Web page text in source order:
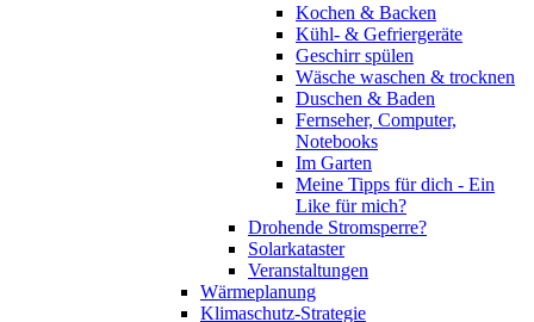
Kochen & Backen
Kühl- & Gefriergeräte
Geschirr spülen
Wäsche waschen & trocknen
Duschen & Baden
Fernseher, Computer,
Notebooks
Im Garten
Meine Tipps für dich - Ein
Like für mich?
Drohende Stromsperre?
Solarkataster
Veranstaltungen
Wärmeplanung
Klimaschutz-Strategie